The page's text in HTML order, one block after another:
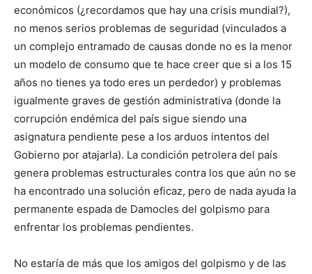
económicos (¿recordamos que hay una crisis mundial?),
no menos serios problemas de seguridad (vinculados a
un complejo entramado de causas donde no es la menor
un modelo de consumo que te hace creer que si a los 15
años no tienes ya todo eres un perdedor) y problemas
igualmente graves de gestión administrativa (donde la
corrupción endémica del país sigue siendo una
asignatura pendiente pese a los arduos intentos del
Gobierno por atajarla). La condición petrolera del país
genera problemas estructurales contra los que aún no se
ha encontrado una solución eficaz, pero de nada ayuda la
permanente espada de Damocles del golpismo para
enfrentar los problemas pendientes.
No estaría de más que los amigos del golpismo y de las